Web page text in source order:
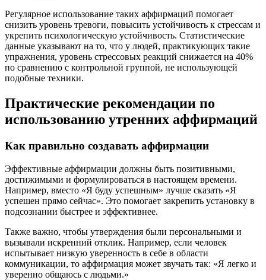
Регулярное использование таких аффирмаций помогает
снизить уровень тревоги, повысить устойчивость к стрессам и
укрепить психологическую устойчивость. Статистические
данные указывают на то, что у людей, практикующих такие
упражнения, уровень стрессовых реакций снижается на 40%
по сравнению с контрольной группой, не использующей
подобные техники.
Практические рекомендации по
использованию утренних аффирмаций
Как правильно создавать аффирмации
Эффективные аффирмации должны быть позитивными,
достижимыми и формулироваться в настоящем времени.
Например, вместо «Я буду успешным» лучше сказать «Я
успешен прямо сейчас». Это помогает закрепить установку в
подсознании быстрее и эффективнее.
Также важно, чтобы утверждения были персональными и
вызывали искренний отклик. Например, если человек
испытывает низкую уверенность в себе в области
коммуникации, то аффирмация может звучать так: «Я легко и
уверенно общаюсь с людьми.»